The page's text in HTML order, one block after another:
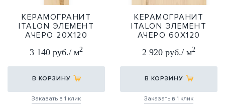
КЕРАМОГРАНИТ
ITALON ЭЛЕМЕНТ
АЧЕРО 20Х120
3 140 руб./ м2
В КОРЗИНУ
Заказать в 1 клик
КЕРАМОГРАНИТ
ITALON ЭЛЕМЕНТ
АЧЕРО 60Х120
2 920 руб./ м2
В КОРЗИНУ
Заказать в 1 клик